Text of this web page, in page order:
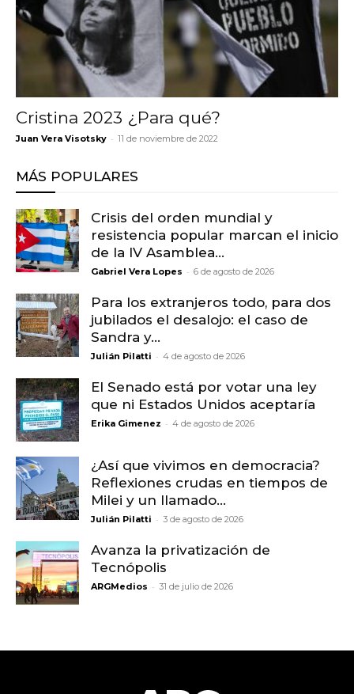
Cristina 2023 ¿Para qué?
Juan Vera Visotsky - 11 de noviembre de 2022
MÁS POPULARES
Crisis del orden mundial y
resistencia popular marcan el inicio
de la IV Asamblea...
Gabriel Vera Lopes - 6 de agosto de 2026
Para los extranjeros todo, para dos
jubilados el desalojo: el caso de
Sandra y...
Julián Pilatti - 4 de agosto de 2026
El Senado está por votar una ley
que ni Estados Unidos aceptaría
Erika Gimenez - 4 de agosto de 2026
¿Así que vivimos en democracia?
Reflexiones crudas en tiempos de
Milei y un llamado...
Julián Pilatti - 3 de agosto de 2026
Avanza la privatización de
Tecnópolis
ARGMedios - 31 de julio de 2026